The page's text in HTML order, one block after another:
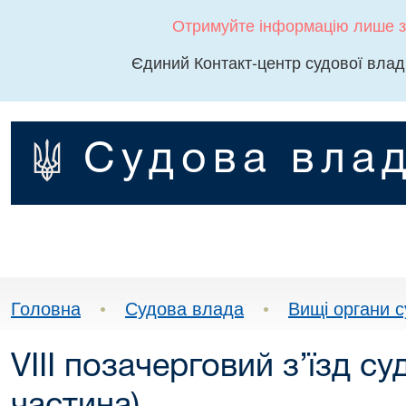
Отримуйте інформацію лише
Єдиний Контакт-центр судової
Судова
Головна • Судова влада • Вищі органи
VІII позачерговий з’їзд